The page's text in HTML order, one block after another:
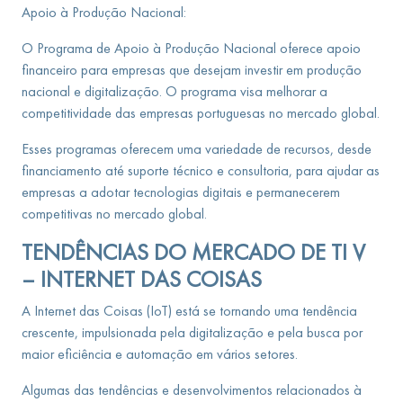
Apoio à Produção Nacional:
O Programa de Apoio à Produção Nacional oferece apoio
financeiro para empresas que desejam investir em produção
nacional e digitalização. O programa visa melhorar a
competitividade das empresas portuguesas no mercado global.
Esses programas oferecem uma variedade de recursos, desde
financiamento até suporte técnico e consultoria, para ajudar as
empresas a adotar tecnologias digitais e permanecerem
competitivas no mercado global.
TENDÊNCIAS DO MERCADO DE TI V
– INTERNET DAS COISAS
A Internet das Coisas (IoT) está se tornando uma tendência
crescente, impulsionada pela digitalização e pela busca por
maior eficiência e automação em vários setores.
Algumas das tendências e desenvolvimentos relacionados à